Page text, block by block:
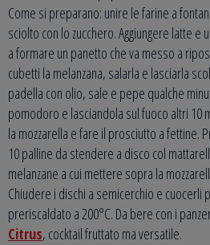
Come si preparano: unire le farine a
sciolto con lo zucchero. Aggiungere latte e
a formare un panetto che va messo a
cubetti la melanzana, salarla e lasciarla
padella con olio, sale e pepe qualche
pomodoro e lasciandola sul fuoco altri 10
la mozzarella e fare il prosciutto a fettine.
10 palline da stendere a disco col
melanzane a cui mettere sopra la
Chiudere i dischi a semicerchio e cuocerli
preriscaldato a 200°C. Da bere con i
Citrus, cocktail fruttato ma versatile.